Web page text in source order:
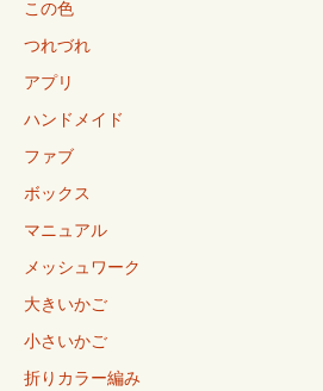
この色
つれづれ
アプリ
ハンドメイド
ファブ
ボックス
マニュアル
メッシュワーク
大きいかご
小さいかご
折りカラー編み